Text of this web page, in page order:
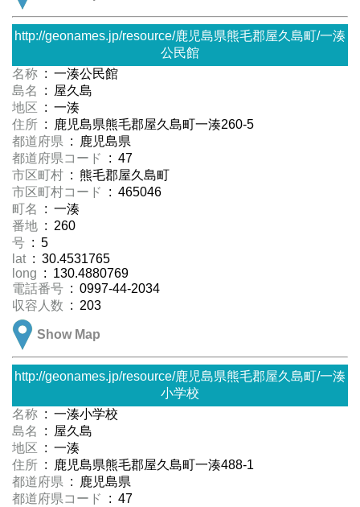
http://geonames.jp/resource/鹿児島県熊毛郡屋久島町/一湊
公民館
名称 : 一湊公民館
島名
: 屋久島
地区 : 一湊
住所 : 鹿児島県熊毛郡屋久島町一湊260-5
都道府県 : 鹿児島県
都道府県コード
: 47
市区町村 : 熊毛郡屋久島町
市区町村コード
: 465046
町名
: 一湊
番地 : 260
号 : 5
lat : 30.4531765
long : 130.4880769
電話番号 : 0997-44-2034
収容人数 : 203
Show Map
http://geonames.jp/resource/鹿児島県熊毛郡屋久島町/一湊
小学校
名称 : 一湊小学校
島名
: 屋久島
地区 : 一湊
住所 : 鹿児島県熊毛郡屋久島町一湊488-1
都道府県 : 鹿児島県
都道府県コード
: 47